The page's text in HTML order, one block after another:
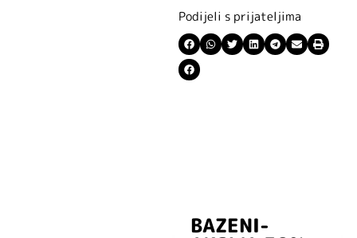
Podijeli s prijateljima
BAZENI-